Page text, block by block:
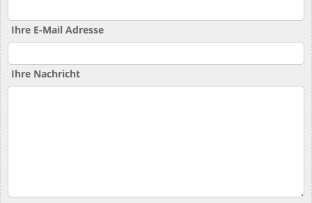
Ihre E-Mail Adresse
Ihre Nachricht